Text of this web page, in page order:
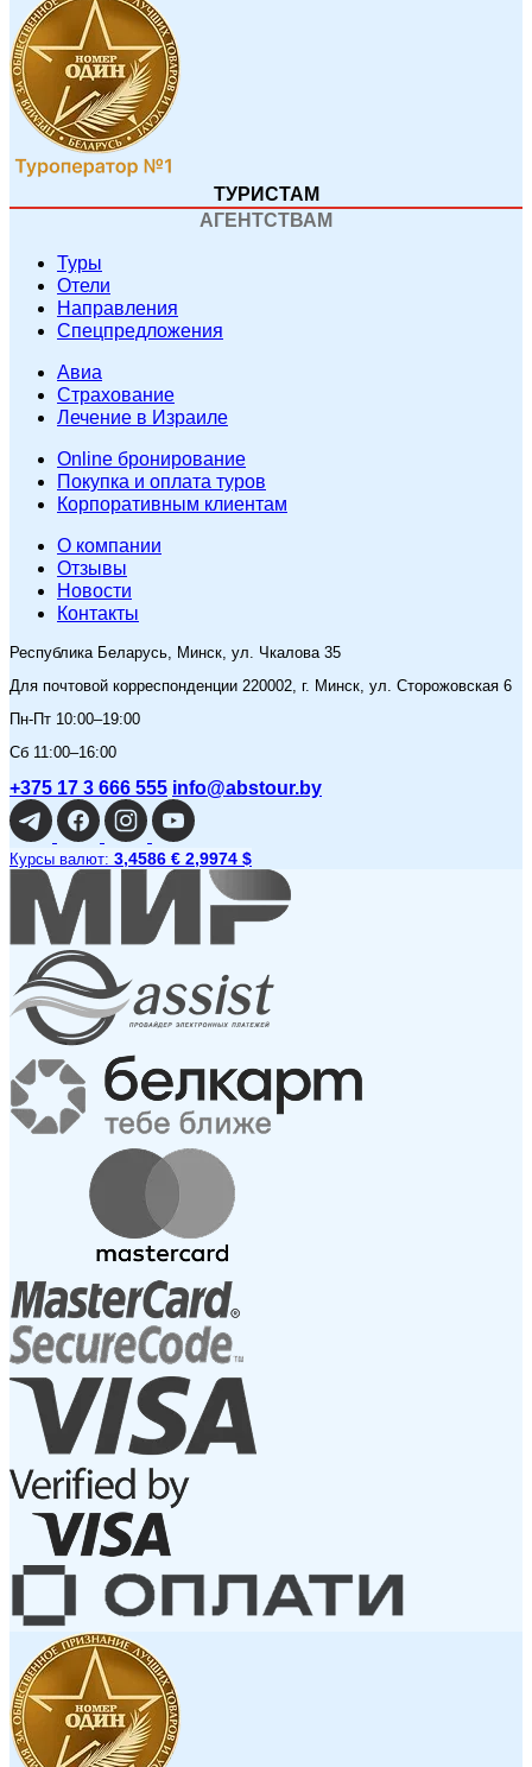
ТУРИСТАМ
АГЕНТСТВАМ
Туры
Отели
Направления
Спецпредложения
Авиа
Страхование
Лечение в Израиле
Online бронирование
Покупка и оплата туров
Корпоративным клиентам
O компании
Отзывы
Новости
Контакты
Республика Беларусь, Минск, ул. Чкалова 35
Для почтовой корреспонденции 220002, г. Минск, ул. Сторожовская 6
Пн-Пт 10:00–19:00
Сб 11:00–16:00
+375 17 3 666 555 info@abstour.by
Курсы валют: 3,4586 € 2,9974 $